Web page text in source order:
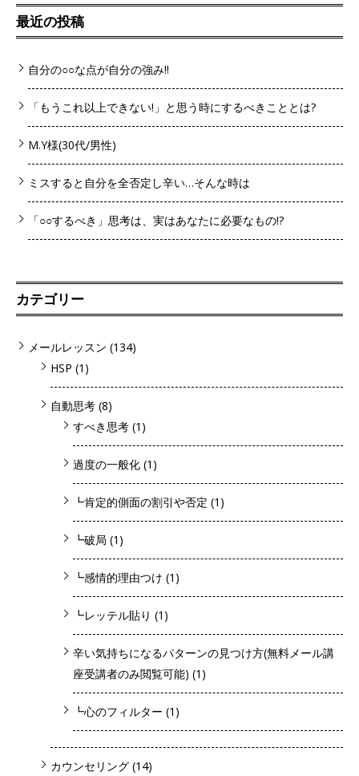
最近の投稿
自分の○○な点が自分の強み!!
「もうこれ以上できない!」と思う時にするべきこととは?
M.Y様(30代/男性)
ミスすると自分を全否定し辛い…そんな時は
「○○するべき」思考は、実はあなたに必要なもの!?
カテゴリー
メールレッスン (134)
HSP (1)
自動思考 (8)
すべき思考 (1)
過度の一般化 (1)
┗肯定的側面の割引や否定 (1)
┗破局 (1)
┗感情的理由つけ (1)
┗レッテル貼り (1)
辛い気持ちになるパターンの見つけ方(無料メール講
座受講者のみ閲覧可能) (1)
┗心のフィルター (1)
カウンセリング (14)